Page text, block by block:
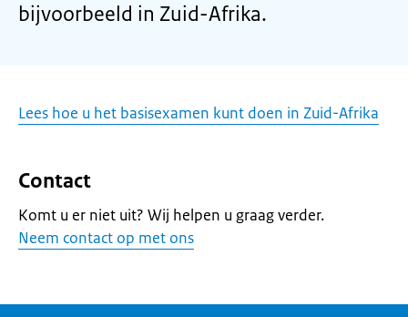
bijvoorbeeld in Zuid-Afrika.
Lees hoe u het basisexamen kunt doen in Zuid-Afrika
Contact
Komt u er niet uit? Wij helpen u graag verder.
Neem contact op met ons